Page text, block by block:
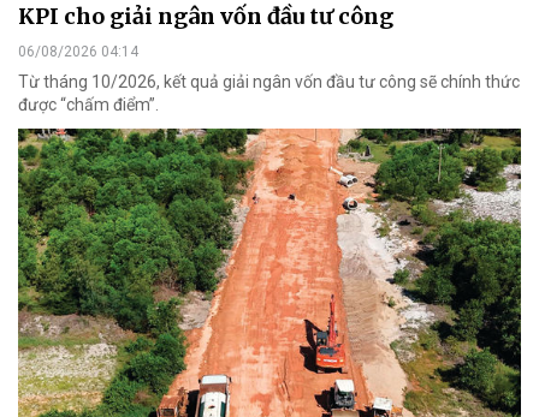
KPI cho giải ngân vốn đầu tư công
06/08/2026 04:14
Từ tháng 10/2026, kết quả giải ngân vốn đầu tư công sẽ chính thức
được “chấm điểm”.